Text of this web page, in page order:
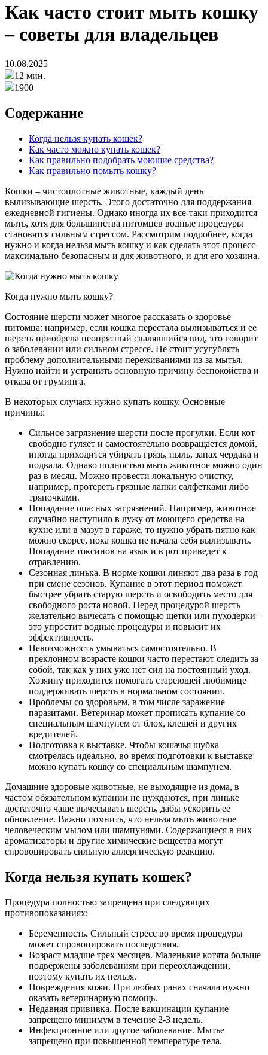
Как часто стоит мыть кошку
– советы для владельцев
10.08.2025
12 мин.
1900
Содержание
Когда нельзя купать кошек?
Как часто можно купать кошек?
Как правильно подобрать моющие средства?
Как правильно помыть кошку?
Кошки – чистоплотные животные, каждый день
вылизывающие шерсть. Этого достаточно для поддержания
ежедневной гигиены. Однако иногда их все-таки приходится
мыть, хотя для большинства питомцев водные процедуры
становятся сильным стрессом. Рассмотрим подробнее, когда
нужно и когда нельзя мыть кошку и как сделать этот процесс
максимально безопасным и для животного, и для его хозяина.
Когда нужно мыть кошку?
Состояние шерсти может многое рассказать о здоровье
питомца: например, если кошка перестала вылизываться и ее
шерсть приобрела неопрятный свалявшийся вид, это говорит
о заболевании или сильном стрессе. Не стоит усугублять
проблему дополнительными переживаниями из-за мытья.
Нужно найти и устранить основную причину беспокойства и
отказа от груминга.
В некоторых случаях нужно купать кошку. Основные
причины:
Сильное загрязнение шерсти после прогулки. Если кот
свободно гуляет и самостоятельно возвращается домой,
иногда приходится убирать грязь, пыль, запах чердака и
подвала. Однако полностью мыть животное можно один
раз в месяц. Можно провести локальную очистку,
например, протереть грязные лапки салфетками либо
тряпочками.
Попадание опасных загрязнений. Например, животное
случайно наступило в лужу от моющего средства на
кухне или в мазут в гараже, то нужно убрать пятно как
можно скорее, пока кошка не начала себя вылизывать.
Попадание токсинов на язык и в рот приведет к
отравлению.
Сезонная линька. В норме кошки линяют два раза в год
при смене сезонов. Купание в этот период поможет
быстрее убрать старую шерсть и освободить место для
свободного роста новой. Перед процедурой шерсть
желательно вычесать с помощью щетки или пуходерки –
это упростит водные процедуры и повысит их
эффективность.
Невозможность умываться самостоятельно. В
преклонном возрасте кошки часто перестают следить за
собой, так как у них уже нет сил на постоянный уход.
Хозяину приходится помогать стареющей любимице
поддерживать шерсть в нормальном состоянии.
Проблемы со здоровьем, в том числе заражение
паразитами. Ветеринар может прописать купание со
специальным шампунем от блох, клещей и других
вредителей.
Подготовка к выставке. Чтобы кошачья шубка
смотрелась идеально, во время подготовки к выставке
можно купать кошку со специальным шампунем.
Домашние здоровые животные, не выходящие из дома, в
частом обязательном купании не нуждаются, при линьке
достаточно чаще вычесывать шерсть, дабы ускорить ее
обновление. Важно помнить, что нельзя мыть животное
человеческим мылом или шампунями. Содержащиеся в них
ароматизаторы и другие химические вещества могут
спровоцировать сильную аллергическую реакцию.
Когда нельзя купать кошек?
Процедура полностью запрещена при следующих
противопоказаниях:
Беременность. Сильный стресс во время процедуры
может спровоцировать последствия.
Возраст младше трех месяцев. Маленькие котята больше
подвержены заболеваниям при переохлаждении,
поэтому купать их нельзя.
Повреждения кожи. При любых ранах сначала нужно
оказать ветеринарную помощь.
Недавняя прививка. После вакцинации купание
запрещено минимум в течение 2-3 недель.
Инфекционное или другое заболевание. Мытье
запрещено при повышенной температуре тела.